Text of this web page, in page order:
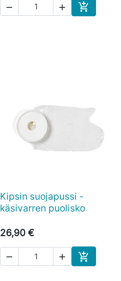
  
Ostoskoriin
 Pikakatselu
Kipsin suojapussi -
käsivarren puolisko
26,90 €
  
Ostoskoriin